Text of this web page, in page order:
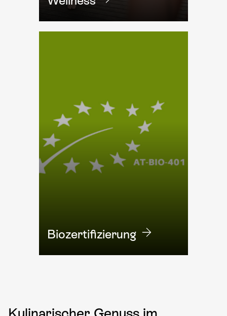
Bio­zertifizierung